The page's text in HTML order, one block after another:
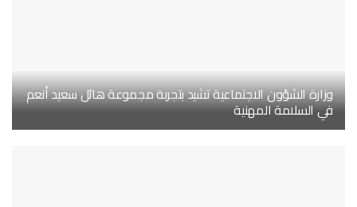
وزارة الشؤون الاجتماعية تشيد بتجربة مجموعة هائل سعيد أنعم
في السلامة المهنية